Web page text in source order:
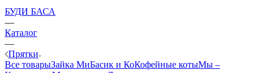
БУДИ БАСА
—
Каталог
—
Прятки
Все товарыЗайка МиБасик и КоКофейные котыМы –